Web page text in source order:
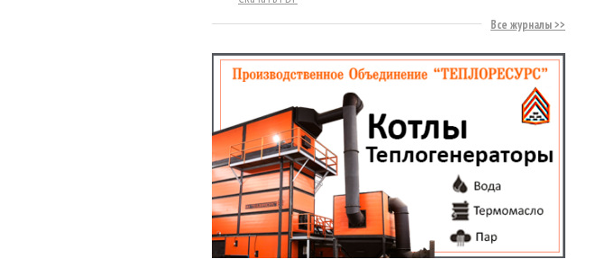
Все журналы